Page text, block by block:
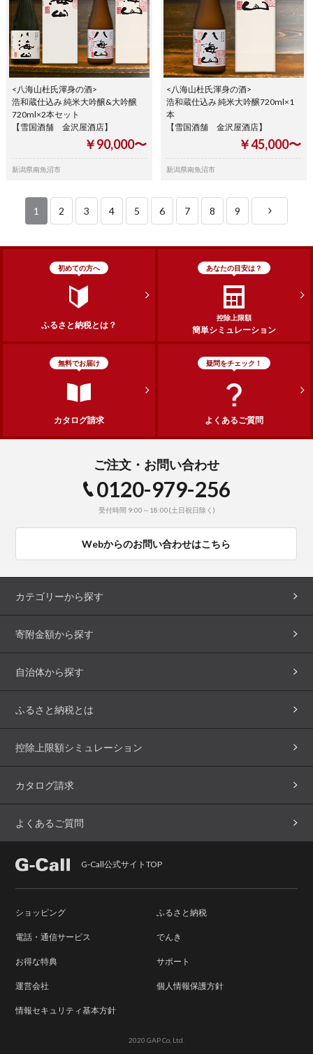
<八海山杜氏渾身の酒>
浩和蔵仕込み 純米大吟醸&大吟醸
720ml×2本セット
【雪国酒舗 金沢屋酒店】
￥90,000〜
新潟県南魚沼市
<八海山杜氏渾身の酒>
浩和蔵仕込み 純米大吟醸720ml×1
本
【雪国酒舗 金沢屋酒店】
￥45,000〜
新潟県南魚沼市
1 2 3 4 5 6 7 8 9
初めての方へ
ふるさと納税とは？
あなたの目安は？
控除上限額
簡単シミュレーション
無料でお届け
カタログ請求
疑問をチェック！
よくあるご質問
ご注文・お問い合わせ
0120-979-256
受付時間 9:00～18:00(土日祝日除く)
Webからのお問い合わせはこちら
カテゴリーから探す
寄附金額から探す
自治体から探す
ふるさと納税とは
控除上限額シミュレーション
カタログ請求
よくあるご質問
G-Call公式サイトTOP
ショッピング ふるさと納税
電話・通信サービス でんき
お得な特典 サポート
運営会社 個人情報保護方針
情報セキュリティ基本方針
2020 GAP Co, Ltd.